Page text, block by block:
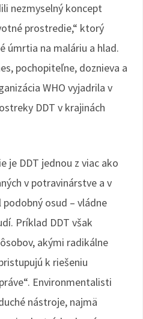
nezmyselný koncept
prostredie,“ ktorý
úmrtia na maláriu a hlad.
pochopiteľne, doznieva a
WHO vyjadrila v
DDT v krajinách
je DDT jednou z viac ako
v potravinárstve a v
osud – vládne
Príklad DDT však
akými radikálne
k riešeniu
Environmentalisti
nástroje, najmä